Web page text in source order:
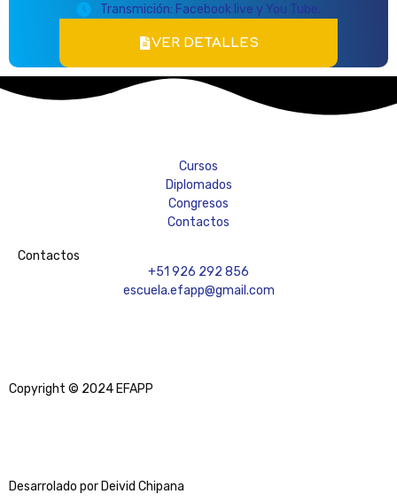
Transmición: Facebook live y You Tube.
VER DETALLES
Cursos
Diplomados
Congresos
Contactos
Contactos
+51 926 292 856
escuela.efapp@gmail.com
Copyright © 2024 EFAPP
Desarrolado por Deivid Chipana